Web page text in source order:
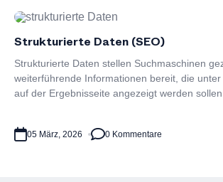
Strukturierte Daten (SEO)
Strukturierte Daten stellen Suchmaschinen
weiterführende Informationen bereit, die
auf der Ergebnisseite angezeigt werden
05 März, 2026 0 Kommentare